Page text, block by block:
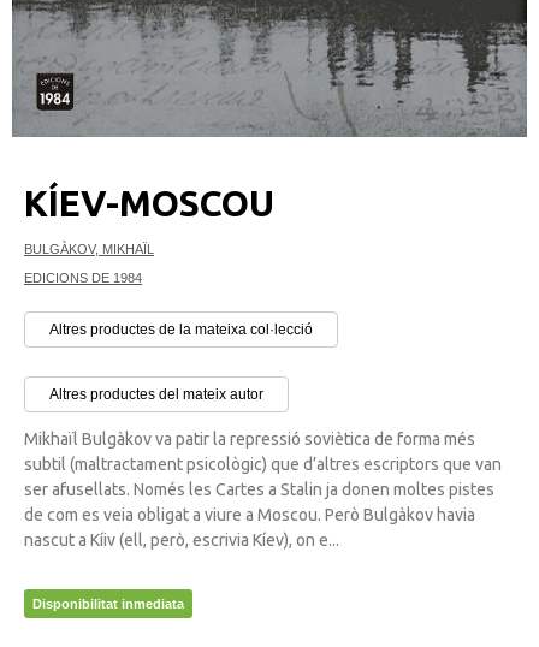
KÍEV-MOSCOU
BULGÀKOV, MIKHAÏL
EDICIONS DE 1984
Altres productes de la mateixa col·lecció
Altres productes del mateix autor
Mikhaïl Bulgàkov va patir la repressió soviètica de forma més
subtil (maltractament psicològic) que d’altres escriptors que van
ser afusellats. Només les Cartes a Stalin ja donen moltes pistes
de com es veia obligat a viure a Moscou. Però Bulgàkov havia
nascut a Kíiv (ell, però, escrivia Kíev), on e...
Disponibilitat inmediata